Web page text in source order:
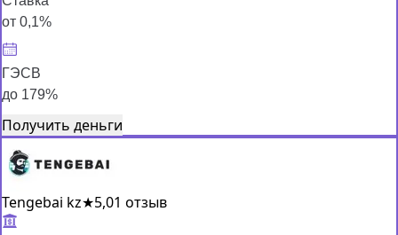
от 0,1%
ГЭСВ
до 179%
Получить деньги
Tengebai kz★5,01 отзыв